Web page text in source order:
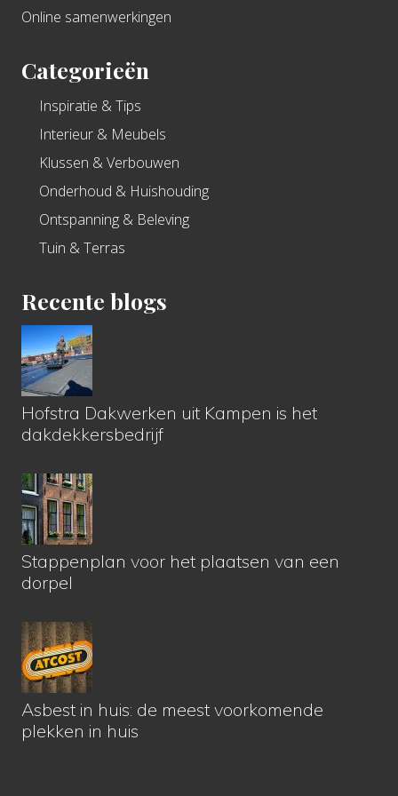
Online samenwerkingen
Categorieën
Inspiratie & Tips
Interieur & Meubels
Klussen & Verbouwen
Onderhoud & Huishouding
Ontspanning & Beleving
Tuin & Terras
Recente blogs
Hofstra Dakwerken uit Kampen is het
dakdekkersbedrijf
Stappenplan voor het plaatsen van een
dorpel
Asbest in huis: de meest voorkomende
plekken in huis